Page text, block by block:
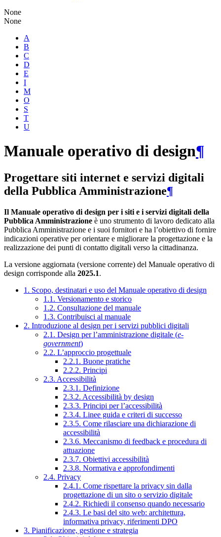
None
None
A
B
C
D
E
I
M
O
S
T
U
Manuale operativo di design¶
Progettare siti internet e servizi digitali
della Pubblica Amministrazione¶
Il Manuale operativo di design per i siti e i servizi digitali della
Pubblica Amministrazione è uno strumento di lavoro dedicato alla
Pubblica Amministrazione e i suoi fornitori e ha l’obiettivo di fornire
indicazioni operative per orientare e migliorare la progettazione e la
realizzazione dei punti di contatto digitali verso la cittadinanza.
La versione aggiornata (versione corrente) del Manuale operativo di
design corrisponde alla 2025.1.
1. Scopo, destinatari e uso del Manuale operativo di design
1.1. Versionamento e storico
1.2. Consultazione del manuale
1.3. Contribuisci al manuale
2. Introduzione al design per i servizi pubblici digitali
2.1. Design per l’amministrazione digitale (e-
government)
2.2. L’approccio progettuale
2.2.1. Buone pratiche
2.2.2. Principi
2.3. Accessibilità
2.3.1. Definizione
2.3.2. Accessibilità by design
2.3.3. Principi per l’accessibilità
2.3.4. Linee guida e criteri di successo
2.3.5. Come rilasciare una dichiarazione di
accessibilità
2.3.6. Meccanismo di feedback e procedura di
attuazione
2.3.7. Obiettivi accessibilità
2.3.8. Normativa e approfondimenti
2.4. Privacy
2.4.1. Come rispettare la privacy sin dalla
progettazione di un sito o servizio digitale
2.4.2. Richiedi il consenso quando necessario
2.4.3. Le basi del sito web: architettura,
informativa privacy, riferimenti DPO
3. Pianificazione, gestione e strategia